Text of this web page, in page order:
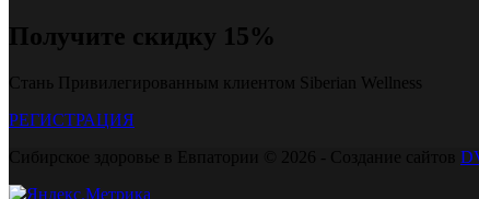
Получите скидку 15%
Стань Привилегированным клиентом Siberian Wellness
РЕГИСТРАЦИЯ
Сибирское здоровье в Евпатории © 2026 - Создание сайтов